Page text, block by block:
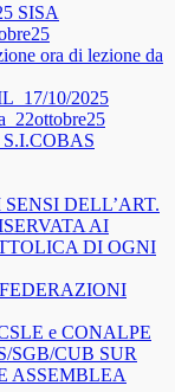
SISA
ora di lezione da
10/2025
DELL’ART.
AI
DI OGNI
e CONALPE
SGB/CUB SUR
ASSEMBLEA